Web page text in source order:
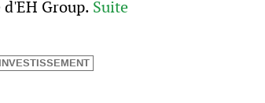
Group. Suite
INVESTISSEMENT